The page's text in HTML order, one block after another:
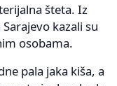
šteta. Iz
kazali su
osobama.
pala jaka kiša, a